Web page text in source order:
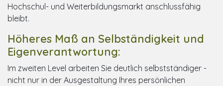
Hochschul- und Weiterbildungsmarkt anschlussfähig
bleibt.
Höheres Maß an Selbständigkeit und
Eigenverantwortung:
Im zweiten Level arbeiten Sie deutlich selbstständiger -
nicht nur in der Ausgestaltung Ihres persönlichen